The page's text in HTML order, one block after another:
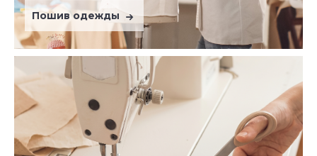
Пошив одежды